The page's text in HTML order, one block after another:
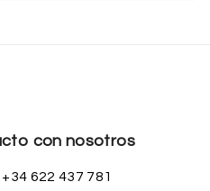
con nosotros
622 437 781